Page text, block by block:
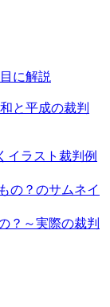
に解説
と平成の裁判
イラスト裁判例
？～実際の裁判